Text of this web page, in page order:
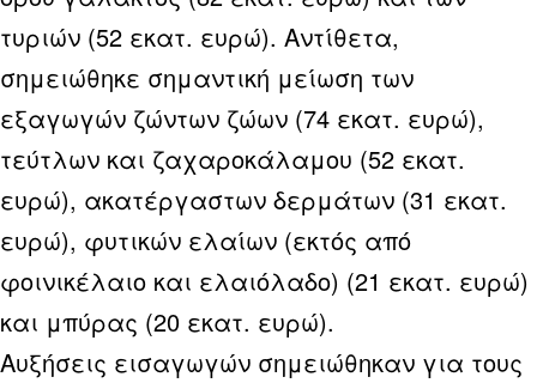
τυριών (52 εκατ. ευρώ). Αντίθετα,
σημειώθηκε σημαντική μείωση των
εξαγωγών ζώντων ζώων (74 εκατ. ευρώ),
τεύτλων και ζαχαροκάλαμου (52 εκατ.
ευρώ), ακατέργαστων δερμάτων (31 εκατ.
ευρώ), φυτικών ελαίων (εκτός από
φοινικέλαιο και ελαιόλαδο) (21 εκατ. ευρώ)
και μπύρας (20 εκατ. ευρώ).
Αυξήσεις εισαγωγών σημειώθηκαν για τους